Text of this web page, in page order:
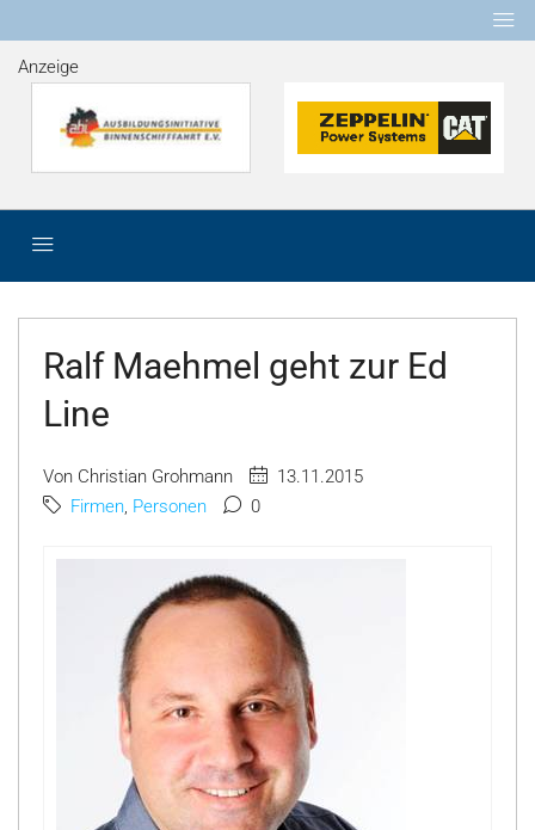
Anzeige
Ralf Maehmel geht zur Ed
Line
Von Christian Grohmann
13.11.2015
Firmen, Personen 0